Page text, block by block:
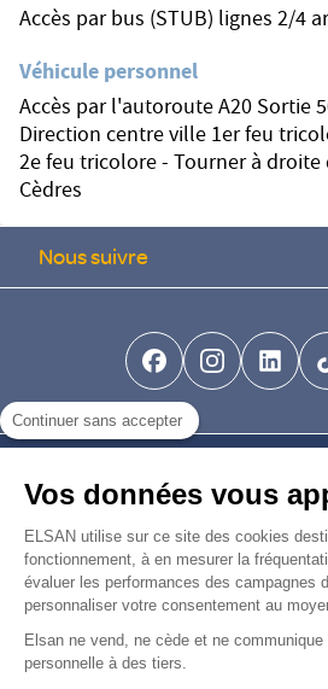
Continuer sans accepter
Vos données vous
ELSAN utilise sur ce site des cookies
fonctionnement, à en mesurer la
évaluer les performances des campagnes
personnaliser votre consentement au
Elsan ne vend, ne cède et ne communique
personnelle à des tiers.
Accès par bus (STUB) lignes 2/4
Véhicule personnel
Accès par l'autoroute A20 Sortie
Direction centre ville 1er feu
2e feu tricolore - Tourner à
Cèdres
Nous suivre
facebook-brands
instagram
Nous rejoindre
Devenir fournisseur
© Copyright 2026 Elsan
Mentions Légales-Données personnelles